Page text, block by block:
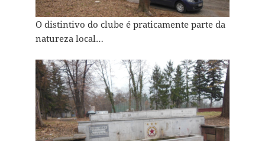
O distintivo do clube é praticamente parte da
natureza local…